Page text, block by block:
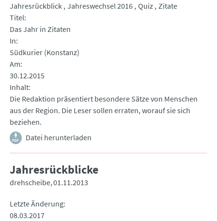
Jahresrückblick Jahreswechsel 2016 Quiz Zitate
Titel
Das Jahr in Zitaten
In
Südkurier (Konstanz)
Am
30.12.2015
Inhalt
Die Redaktion präsentiert besondere Sätze von Menschen
aus der Region. Die Leser sollen erraten, worauf sie sich
beziehen.
Datei herunterladen
Jahresrückblicke
drehscheibe 01.11.2013
Letzte Änderung
08.03.2017